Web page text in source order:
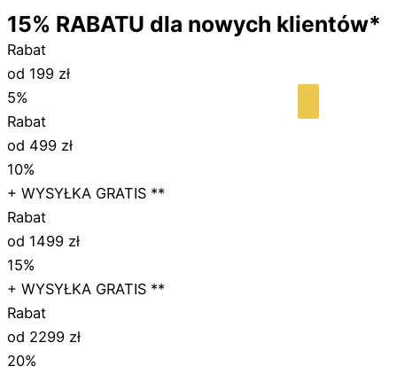
15% RABATU dla nowych klientów*
Rabat
od 199 zł
5%
Rabat
od 499 zł
10%
+ WYSYŁKA GRATIS **
Rabat
od 1499 zł
15%
+ WYSYŁKA GRATIS **
Rabat
od 2299 zł
20%